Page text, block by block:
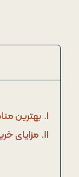
I. بهترین
II. مزایای